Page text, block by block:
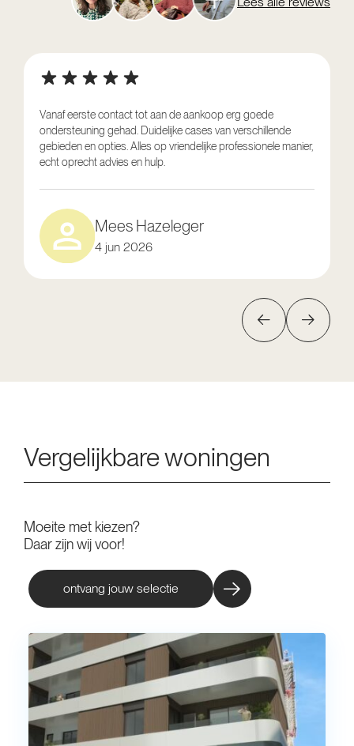
Vanaf eerste contact tot aan de aankoop erg goede
ondersteuning gehad. Duidelijke cases van verschillende
gebieden en opties. Alles op vriendelijke professionele manier,
echt oprecht advies en hulp.
Mees Hazeleger
4 jun 2026
Vergelijkbare woningen
Moeite met kiezen?
Daar zijn wij voor!
ontvang jouw selectie